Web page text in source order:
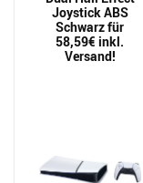
Joystick ABS
Schwarz für
58,59€ inkl.
Versand!